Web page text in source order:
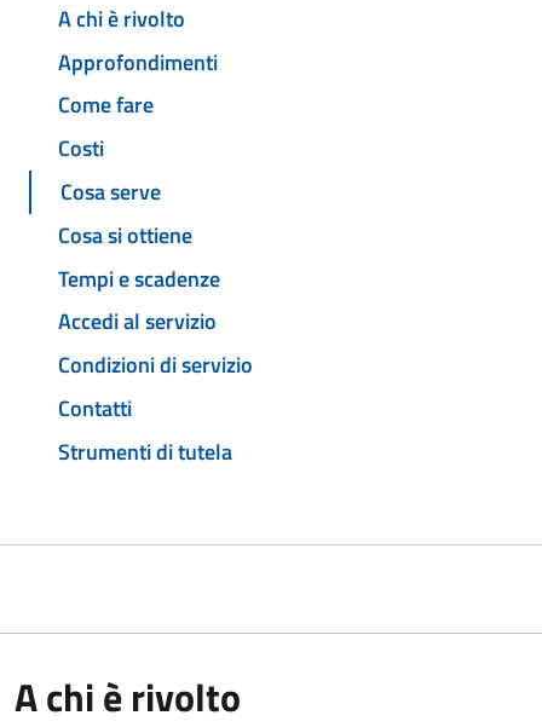
A chi è rivolto
Approfondimenti
Come fare
Costi
Cosa serve
Cosa si ottiene
Tempi e scadenze
Accedi al servizio
Condizioni di servizio
Contatti
Strumenti di tutela
A chi è rivolto